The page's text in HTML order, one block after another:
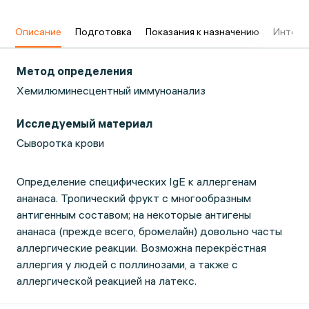
Описание Подготовка Показания к назначению
Метод определения
Хемилюминесцентный иммуноанализ
Исследуемый материал
Сыворотка крови
Определение специфических IgE к аллергенам
ананаса. Тропический фрукт с многообразным
антигенным составом; на некоторые антигены
ананаса (прежде всего, бромелайн) довольно часты
аллергические реакции. Возможна перекрёстная
аллергия у людей с поллинозами, а также с
аллергической реакцией на латекс.